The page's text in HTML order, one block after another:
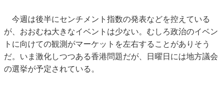
今週は後半にセンチメント指数の発表などを控えている
が、おおむね大きなイベントは少ない。むしろ政治のイベン
トに向けての観測がマーケットを左右することがありそう
だ。いま激化しつつある香港問題だが、日曜日には地方議会
の選挙が予定されている。